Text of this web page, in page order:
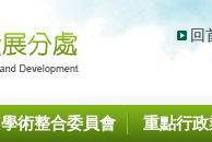
回
學術整合委員會 重點行